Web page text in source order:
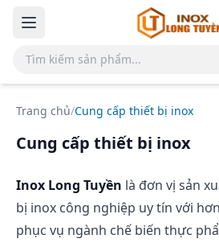
Bỏ qua đến nội dung chính
Trang chủ/Cung cấp thiết bị inox
Cung cấp thiết bị inox
Inox Long Tuyền là đơn vị sản
bị inox công nghiệp uy tín với hơn
phục vụ ngành chế biến thực